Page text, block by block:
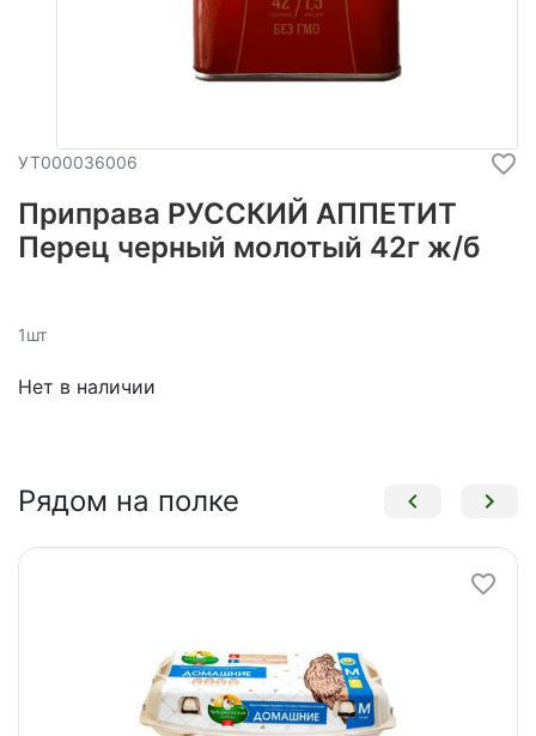
УТ000036006
Приправа РУССКИЙ АППЕТИТ
Перец черный молотый 42г ж/б
1шт
Нет в наличии
Рядом на полке